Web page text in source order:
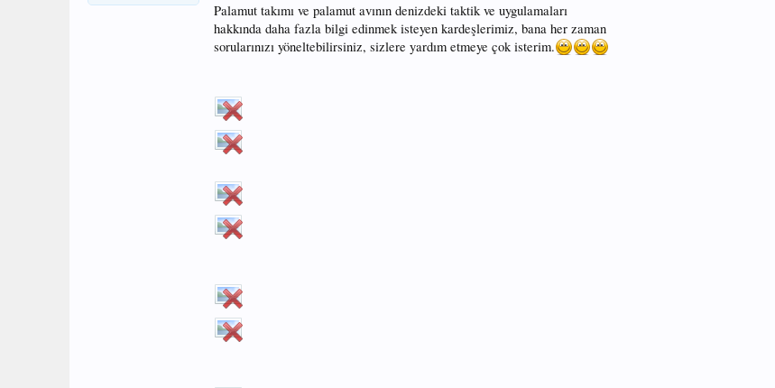
Palamut takımı ve palamut avının denizdeki taktik ve uygulamaları
hakkında daha fazla bilgi edinmek isteyen kardeşlerimiz, bana her zaman
sorularınızı yöneltebilirsiniz, sizlere yardım etmeye çok isterim.